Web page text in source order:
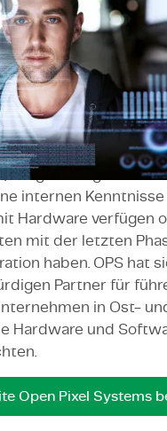
das sich auf die
Integration von
spezialisiert
Ruf erarbeitet,
dabei hilft, ihre
durch Hardware zu
entscheidende
die großartige
internen Kenntnisse
Hardware verfügen
mit der letzten
haben. OPS hat
Partner für
in Ost-
Hardware und
Open Pixel Systems